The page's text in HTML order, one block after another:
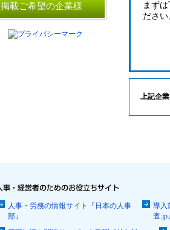
まず
ださい
上記企
掲載ご希望の企業様
人事・労務の情報サイト『日本の人事
部』
導入
査.jp』